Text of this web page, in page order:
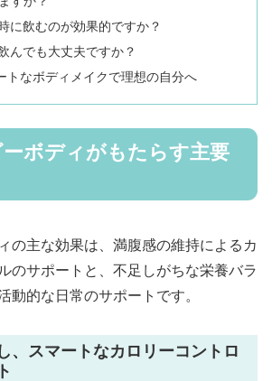
に飲むのが効果的ですか？
んでも大丈夫ですか？
トなボディメイクで理想の自分へ
ボディがもたらす主要
の主な効果は、満腹感の維持によるカ
のサポートと、不足しがちな栄養バラ
動的な日常のサポートです。
、スマートなカロリーコントロ